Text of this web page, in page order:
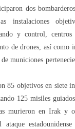
dos
instalaciones
y control, centros
de drones, así como
municiones
85 objetivos en siete
125 misiles
murieron en Irak y
ataque